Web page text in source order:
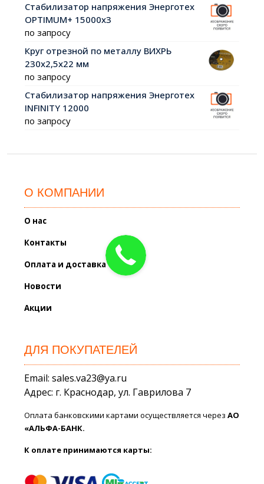
Стабилизатор напряжения Энерготех
OPTIMUM+ 15000х3
по запросу
Круг отрезной по металлу ВИХРЬ
230х2,5х22 мм
по запросу
Стабилизатор напряжения Энерготех
INFINITY 12000
по запросу
О КОМПАНИИ
О нас
Контакты
Оплата и доставка
Новости
Акции
ДЛЯ ПОКУПАТЕЛЕЙ
Email: sales.va23@ya.ru
Адрес: г. Краснодар, ул. Гаврилова 7
Оплата банковскими картами осуществляется черезАО
«АЛЬФА-БАНК.
К оплате принимаются карты: